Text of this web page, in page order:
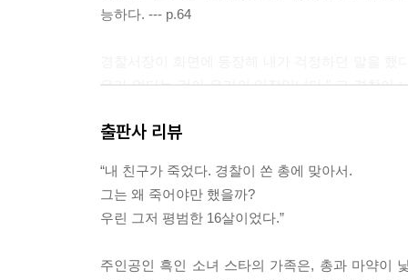
능하다. --- p.64
유가 없다는 것이 우리의 입장입니다.” 그 경찰이
럼 저도 가만히 있어서는 안 되겠네요.” 아빠는
한 존재다. 난 항상 아빠의 딸이고 내가 가만히 있
제가 아니다. 우리에 관한 거다. 우리 모두. 우리
출판사 리뷰
“내 친구가 죽었다. 경찰이 쏜 총에 맞아서.
그는 왜 죽어야만 했을까?
우린 그저 평범한 16살이었다.”
주인공인 흑인 소녀 스타의 가족은, 총과 마약이